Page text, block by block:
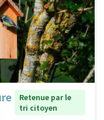
Retenue par le
tri citoyen